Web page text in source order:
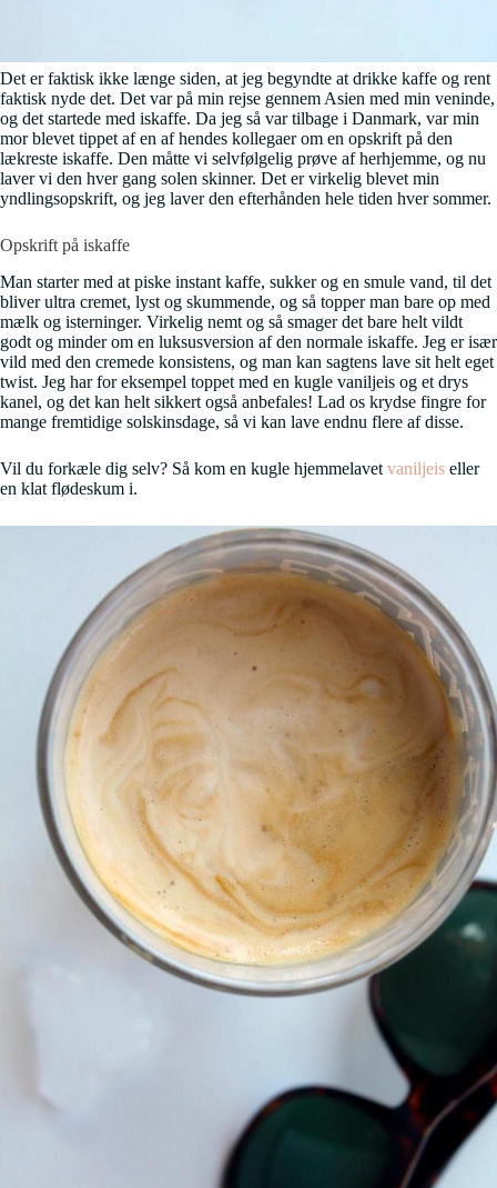
Det er faktisk ikke længe siden, at jeg begyndte at drikke kaffe og rent
faktisk nyde det. Det var på min rejse gennem Asien med min veninde,
og det startede med iskaffe. Da jeg så var tilbage i Danmark, var min
mor blevet tippet af en af hendes kollegaer om en opskrift på den
lækreste iskaffe. Den måtte vi selvfølgelig prøve af herhjemme, og nu
laver vi den hver gang solen skinner. Det er virkelig blevet min
yndlingsopskrift, og jeg laver den efterhånden hele tiden hver sommer.
Opskrift på iskaffe
Man starter med at piske instant kaffe, sukker og en smule vand, til det
bliver ultra cremet, lyst og skummende, og så topper man bare op med
mælk og isterninger. Virkelig nemt og så smager det bare helt vildt
godt og minder om en luksusversion af den normale iskaffe. Jeg er især
vild med den cremede konsistens, og man kan sagtens lave sit helt eget
twist. Jeg har for eksempel toppet med en kugle vaniljeis og et drys
kanel, og det kan helt sikkert også anbefales! Lad os krydse fingre for
mange fremtidige solskinsdage, så vi kan lave endnu flere af disse.
Vil du forkæle dig selv? Så kom en kugle hjemmelavet vaniljeis eller
en klat flødeskum i.